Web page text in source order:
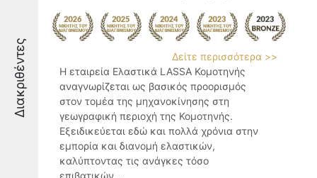
Διακριθέντες
Δείτε περισσότερα >>
Η εταιρεία Ελαστικά LASSA Κομοτηνής
αναγνωρίζεται ως βασικός προορισμός
στον τομέα της μηχανοκίνησης στη
γεωγραφική περιοχή της Κομοτηνής.
Εξειδικεύεται εδώ και πολλά χρόνια στην
εμπορία και διανομή ελαστικών,
καλύπτοντας τις ανάγκες τόσο
επιβατικών ...